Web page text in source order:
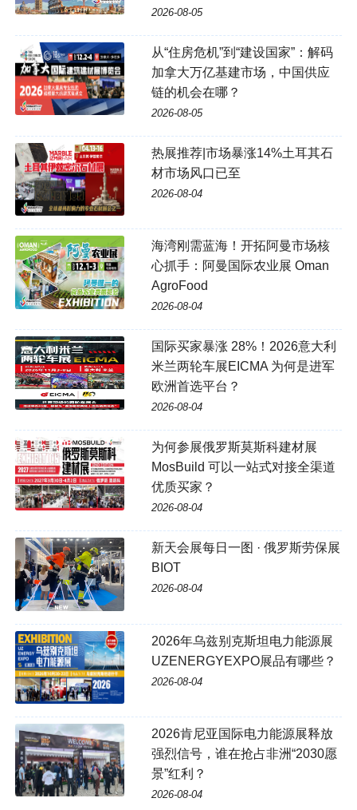
2026-08-05
从“住房危机”到“建设国家”：解码
加拿大万亿基建市场，中国供应
链的机会在哪？
2026-08-05
热展推荐|市场暴涨14%土耳其石
材市场风口已至
2026-08-04
海湾刚需蓝海！开拓阿曼市场核
心抓手：阿曼国际农业展 Oman
AgroFood
2026-08-04
国际买家暴涨 28%！2026意大利
米兰两轮车展EICMA 为何是进军
欧洲首选平台？
2026-08-04
为何参展俄罗斯莫斯科建材展
MosBuild 可以一站式对接全渠道
优质买家？
2026-08-04
新天会展每日一图 · 俄罗斯劳保展
BIOT
2026-08-04
2026年乌兹别克斯坦电力能源展
UZENERGYEXPO展品有哪些？
2026-08-04
2026肯尼亚国际电力能源展释放
强烈信号，谁在抢占非洲“2030愿
景”红利？
2026-08-04